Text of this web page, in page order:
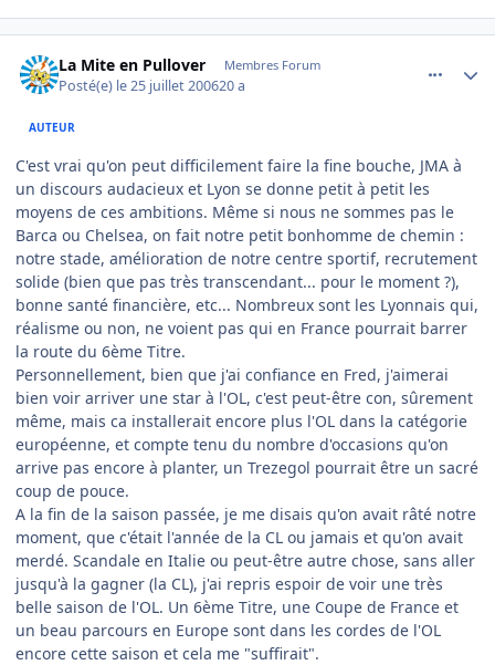
La Mite en Pullover Membres Forum
Posté(e) le 25 juillet 200620 a
AUTEUR
C'est vrai qu'on peut difficilement faire la fine bouche, JMA à
un discours audacieux et Lyon se donne petit à petit les
moyens de ces ambitions. Même si nous ne sommes pas le
Barca ou Chelsea, on fait notre petit bonhomme de chemin :
notre stade, amélioration de notre centre sportif, recrutement
solide (bien que pas très transcendant... pour le moment ?),
bonne santé financière, etc... Nombreux sont les Lyonnais qui,
réalisme ou non, ne voient pas qui en France pourrait barrer
la route du 6ème Titre.
Personnellement, bien que j'ai confiance en Fred, j'aimerai
bien voir arriver une star à l'OL, c'est peut-être con, sûrement
même, mais ca installerait encore plus l'OL dans la catégorie
européenne, et compte tenu du nombre d'occasions qu'on
arrive pas encore à planter, un Trezegol pourrait être un sacré
coup de pouce.
A la fin de la saison passée, je me disais qu'on avait râté notre
moment, que c'était l'année de la CL ou jamais et qu'on avait
merdé. Scandale en Italie ou peut-être autre chose, sans aller
jusqu'à la gagner (la CL), j'ai repris espoir de voir une très
belle saison de l'OL. Un 6ème Titre, une Coupe de France et
un beau parcours en Europe sont dans les cordes de l'OL
encore cette saison et cela me "suffirait".